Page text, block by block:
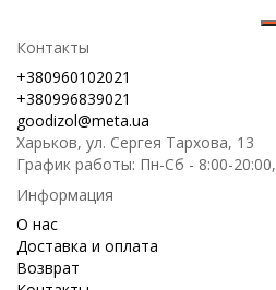
Контакты
+380960102021
+380996839021
goodizol@meta.ua
Харьков, ул. Сергея Тархова, 13
График работы: Пн-Сб - 8:00-
Информация
О нас
Доставка и оплата
Возврат